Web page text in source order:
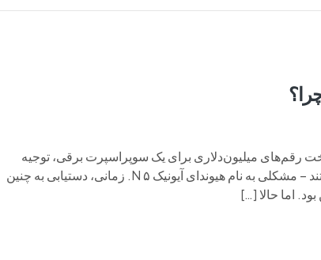
رقم‌های میلیون‌دلاری برای یک سوپراسپرت برقی، توجیه
چندانی ندارد. سوپراسپرت‌های برقی با یک مشکل اساسی روبه‌رو هستند – مشکلی به نام هیوندای آیونیک ۵ N. زمانی، دستیابی به چنین
اما حالا […]